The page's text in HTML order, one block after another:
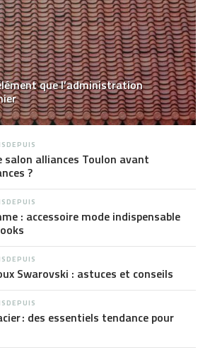
que l’administration
salon alliances Toulon avant
?
: accessoire mode indispensable
Swarovski : astuces et conseils
: des essentiels tendance pour